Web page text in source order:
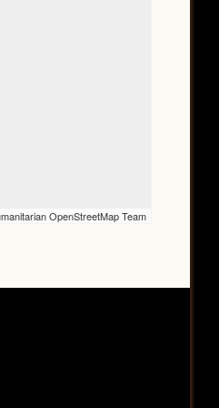
OpenStreetMap Team